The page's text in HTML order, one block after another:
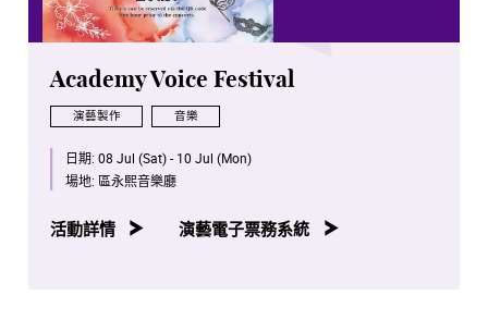
Academy Voice Festival
演藝製作 音樂
日期: 08 Jul (Sat) - 10 Jul (Mon)
場地: 區永熙音樂廳
活動詳情 演藝電子票務系統